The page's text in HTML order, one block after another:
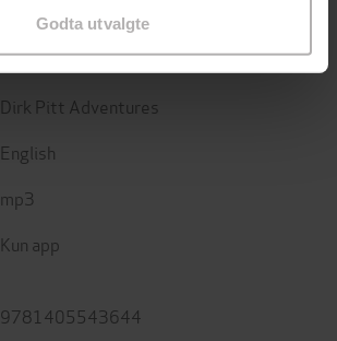
Godta utvalgte
16:45
Dirk Pitt Adventures
English
mp3
Kun app
9781405543644